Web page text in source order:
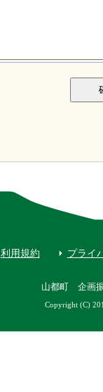
利用規約 プライ
山都町 企画
Copyright (C)